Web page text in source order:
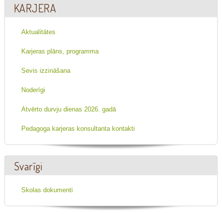
KARJERA
Aktualitātes
Karjeras plāns, programma
Sevis izzināšana
Noderīgi
Atvērto durvju dienas 2026. gadā
Pedagoga karjeras konsultanta kontakti
Svarīgi
Skolas dokumenti